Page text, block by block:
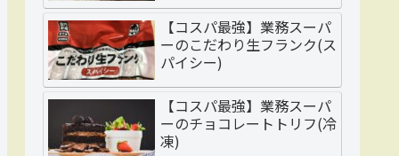
【コスパ最強】業務スーパ
ーのこだわり生フランク(ス
パイシー)
【コスパ最強】業務スーパ
ーのチョコレートトリフ(冷
凍)